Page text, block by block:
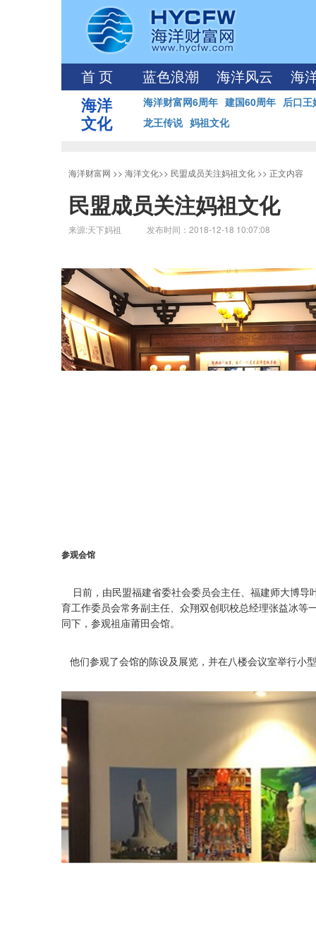
首 页 蓝色浪潮 海洋风云 海
海洋
文化
海洋财富网6周年 建国60周年 后口王
龙王传说 妈祖文化
海洋财富网 >> 海洋文化>> 民盟成员关注妈祖文化 >> 正文内容
民盟成员关注妈祖文化
来源:天下妈祖 发布时间：2018-12-18 10:07:08
参观会馆
日前，由民盟福建省委社会委员会主任、福建师大博导
育工作委员会常务副主任、众翔双创职校总经理张益冰
同下，参观祖庙莆田会馆。
他们参观了会馆的陈设及展览，并在八楼会议室举行小